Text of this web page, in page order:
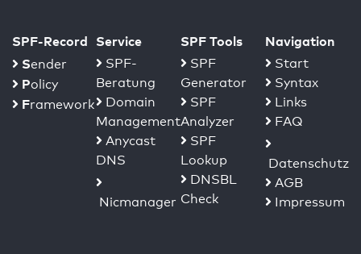
SPF-Record
Sender
Policy
Framework
Service
SPF-
Beratung
Domain
Management
Anycast
DNS
Nicmanager
SPF Tools
SPF
Generator
SPF
Analyzer
SPF
Lookup
DNSBL
Check
Navigation
Start
Syntax
Links
FAQ
Datenschutz
AGB
Impressum